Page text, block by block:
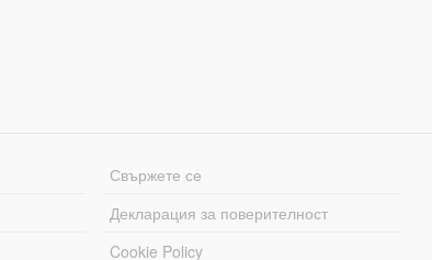
Свържете се
Декларация за поверителност
Cookie Policy